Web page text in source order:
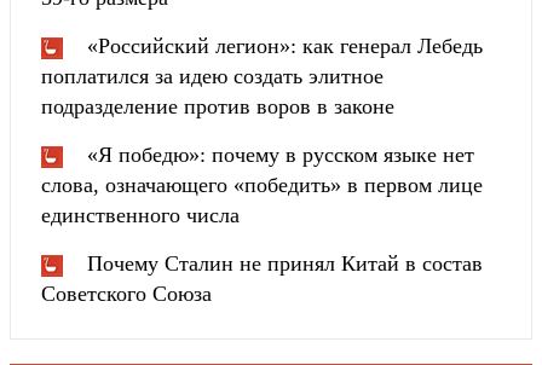
«Российский легион»: как генерал Лебедь
поплатился за идею создать элитное
подразделение против воров в законе
«Я победю»: почему в русском языке нет
слова, означающего «победить» в первом лице
единственного числа
Почему Сталин не принял Китай в состав
Советского Союза